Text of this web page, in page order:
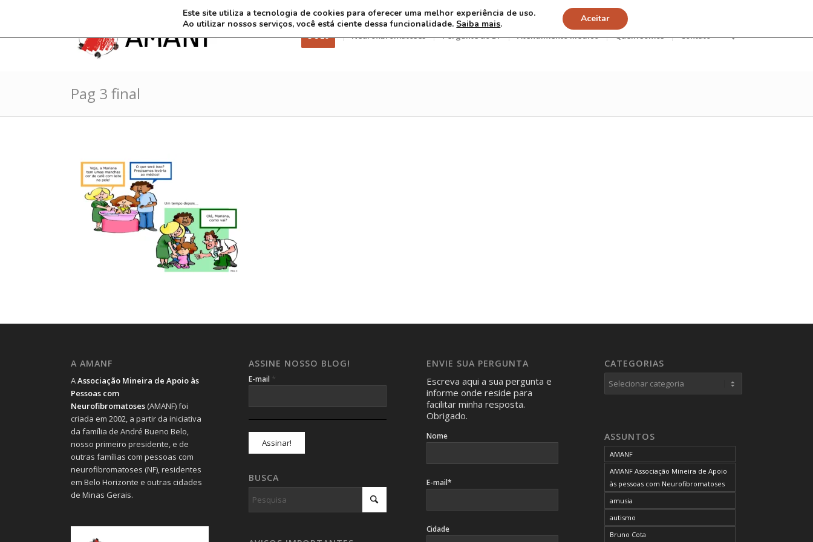
3 8 26 Neurofibromatoses Pergunte ao Dr Atendimento Médico Quem somos Contato
Pag 3 final
A AMANF
AAssociação Mineira de Apoio às
Pessoas com
Neurofibromatoses (AMANF) foi
criada em 2002, a partir da iniciativa
da família de André Bueno Belo,
nosso primeiro presidente, e de
outras famílias com pessoas com
neurofibromatoses (NF), residentes
em Belo Horizonte e outras cidades
de Minas Gerais.
ASSINE NOSSO BLOG!
E-mail *
BUSCA
ENVIE SUA PERGUNTA
Escreva aqui a sua pergunta e
informe onde reside para
facilitar minha resposta.
Obrigado.
Nome
E-mail*
Cidade
CATEGORIAS
Categorias
ASSUNTOS
AMANF
AMANF Associação Mineira de Apoio
às pessoas com Neurofibromatoses
amusia
autismo
Bruno Cota
Este site utiliza a tecnologia de cookies para oferecer uma melhor experiência de uso.
Ao utilizar nossos serviços, você está ciente dessa funcionalidade. Saiba mais. Aceitar